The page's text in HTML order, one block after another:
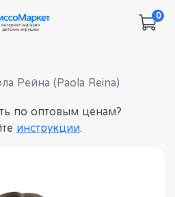
0
Рейна (Paola Reina)
по оптовым ценам?
инструкции.